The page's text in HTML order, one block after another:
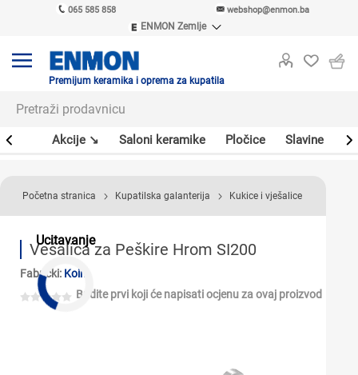
065 585 858 webshop@enmon.ba
ENMON Zemlje
ENMON MKD
Premijum keramika i oprema za kupatila
Akcije ↘ Saloni keramike Pločice Slavine
Ucitavanje
Početna stranica Kupatilska galanterija Kukice i vješalice
Vešalica za Peškire Hrom SI200
Fabrički: Koin
Budite prvi koji će napisati ocjenu za ovaj proizvod